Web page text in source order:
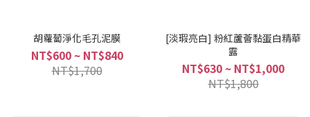
胡蘿蔔淨化毛孔泥膜
NT$600 ~ NT$840
NT$1,700
[淡瑕亮白] 粉紅蘆薈黏蛋白精華
露
NT$630 ~ NT$1,000
NT$1,800